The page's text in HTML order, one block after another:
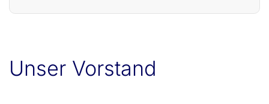
Unser Vorstand